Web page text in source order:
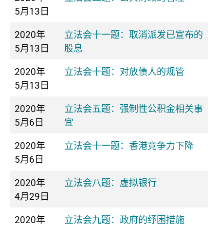
5月13日
2020年
5月13日
立法会十一题：取消派发已宣布的
股息
2020年
5月13日
立法会十题：对放债人的规管
2020年
5月6日
立法会五题：强制性公积金相关事
宜
2020年
5月6日
立法会十一题：香港竞争力下降
2020年
4月29日
立法会八题：虚拟银行
2020年
立法会九题：政府的纾困措施